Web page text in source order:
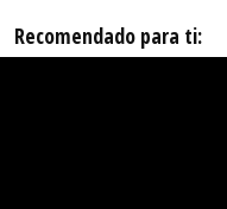
Recomendado para ti: